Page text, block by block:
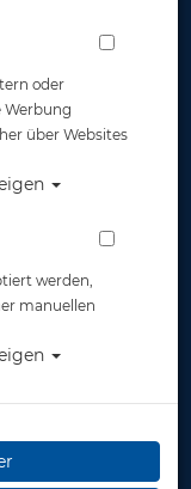
bar mit
oder
Werbung
über Websites
werden,
manuellen